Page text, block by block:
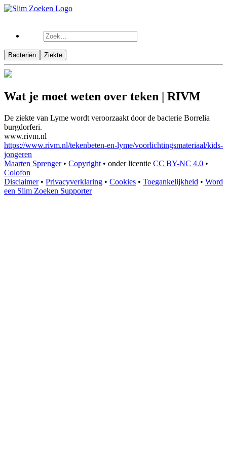
Bacteriën Ziekte
Wat je moet weten over teken | RIVM
De ziekte van Lyme wordt veroorzaakt door de bacterie Borrelia
burgdorferi.
www.rivm.nl
https://www.rivm.nl/tekenbeten-en-lyme/voorlichtingsmateriaal/kids-
jongeren
Maarten Sprenger • Copyright • onder licentie CC BY-NC 4.0 •
Colofon
Disclaimer • Privacyverklaring • Cookies • Toegankelijkheid • Word
een Slim Zoeken Supporter